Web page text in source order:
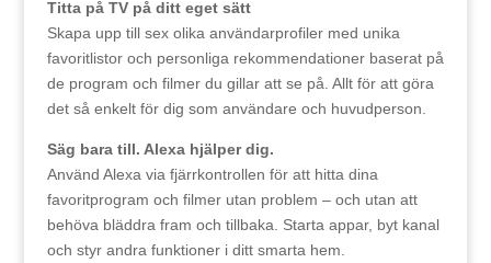
Titta på TV på ditt eget sätt
Skapa upp till sex olika användarprofiler med unika
favoritlistor och personliga rekommendationer baserat på
de program och filmer du gillar att se på. Allt för att göra
det så enkelt för dig som användare och huvudperson.
Säg bara till. Alexa hjälper dig.
Använd Alexa via fjärrkontrollen för att hitta dina
favoritprogram och filmer utan problem – och utan att
behöva bläddra fram och tillbaka. Starta appar, byt kanal
och styr andra funktioner i ditt smarta hem.